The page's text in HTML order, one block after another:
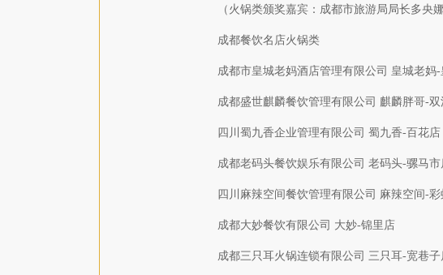
（火锅类颁奖嘉宾：成都市旅游局局长多
成都餐饮名店火锅类
成都市皇城老妈酒店管理有限公司 皇城老妈
成都盛世麒麟餐饮管理有限公司 麒麟胖哥-双
四川蜀九香企业管理有限公司 蜀九香-百花店
成都老码头餐饮娱乐有限公司 老码头-骡马市
四川麻辣空间餐饮管理有限公司 麻辣空间-
成都大妙餐饮有限公司 大妙-锦里店
成都三只耳火锅连锁有限公司 三只耳-宽巷子